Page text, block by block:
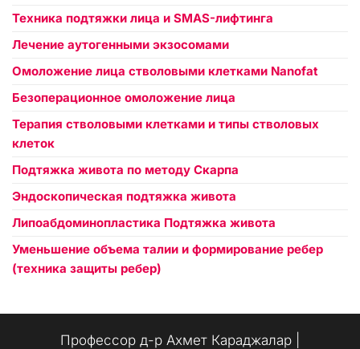
Техника подтяжки лица и SMAS-лифтинга
Лечение аутогенными экзосомами
Омоложение лица стволовыми клетками Nanofat
Безоперационное омоложение лица
Терапия стволовыми клетками и типы стволовых
клеток
Подтяжка живота по методу Скарпа
Эндоскопическая подтяжка живота
Липоабдоминопластика Подтяжка живота
Уменьшение объема талии и формирование ребер
(техника защиты ребер)
Профессор д-р Ахмет Караджалар |